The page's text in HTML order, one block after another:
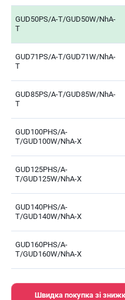
GUD50PS/A-T/GUD50W/NhA-
T
GUD71PS/A-T/GUD71W/NhA-
T
GUD85PS/A-T/GUD85W/NhA-
T
GUD100PHS/A-
T/GUD100W/NhA-X
GUD125PHS/A-
T/GUD125W/NhA-X
GUD140PHS/A-
T/GUD140W/NhA-X
GUD160PHS/A-
T/GUD160W/NhA-X
Швидка покупка зі